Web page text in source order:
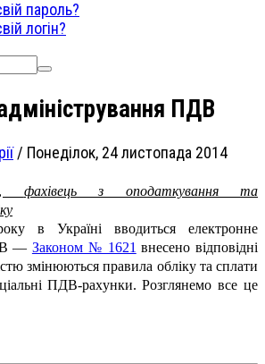
пароль?
логін?
ПДВ
/ Понеділок, 24 листопада 2014
, фахівець з оподаткуваннята
в Україні вводиться електронне
— Законом № 1621 внесено відповідні
змінюються правила обліку та сплати
ПДВ-рахунки. Розглянемо все це